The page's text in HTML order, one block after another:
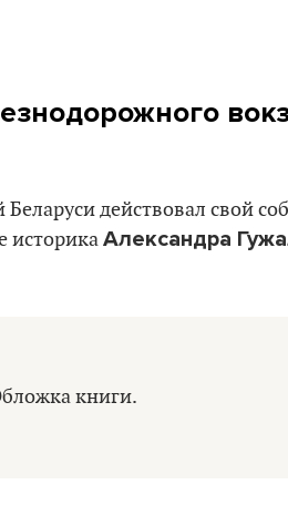
действовал свой
историкаАлександра